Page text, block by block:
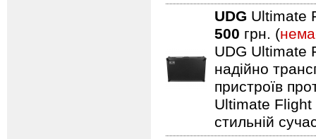
UDG Ultimate
500 грн. (
UDG Ultimate
надійно
пристроїв
Ultimate Flight
стильній